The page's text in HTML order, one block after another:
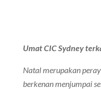
Umat CIC Sydney
Natal merupakan
berkenan menjumpai